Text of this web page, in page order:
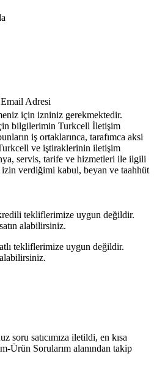
Email Adresi
için izniniz gerekmektedir.
bilgilerimin Turkcell İletişim
iş ortaklarınca, tarafımca aksi
ve iştiraklerinin iletişim
servis, tarife ve hizmetleri ile ilgili
izin verdiğimi kabul, beyan ve taahhüt
tekliflerimize uygun değildir.
alabilirsiniz.
tekliflerimize uygun değildir.
satıcımıza iletildi, en kısa
Ürün Sorularım alanından takip